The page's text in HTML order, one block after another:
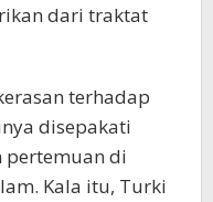
dari traktat
terhadap
disepakati
pertemuan di
Kala itu, Turki